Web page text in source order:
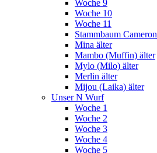
Woche 9
Woche 10
Woche 11
Stammbaum Cameron
Mina älter
Mambo (Muffin) älter
Mylo (Milo) älter
Merlin älter
Mijou (Laika) älter
Unser N Wurf
Woche 1
Woche 2
Woche 3
Woche 4
Woche 5